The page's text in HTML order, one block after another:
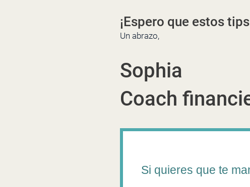
¡Espero que estos
Un abrazo,
Sophia
Coach
Si quieres que te